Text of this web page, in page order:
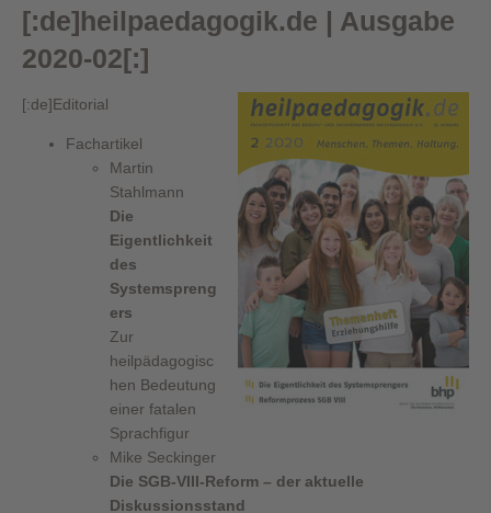
[:de]heilpaedagogik.de | Ausgabe
2020-02[:]
[:de]Editorial
Fachartikel
Martin
Stahlmann
Die
Eigentlichkeit
des
Systemspreng
ers
Zur
heilpädagogisc
hen Bedeutung
einer fatalen
Sprachfigur
Mike Seckinger
Die SGB-VIII-Reform – der aktuelle
Diskussionsstand